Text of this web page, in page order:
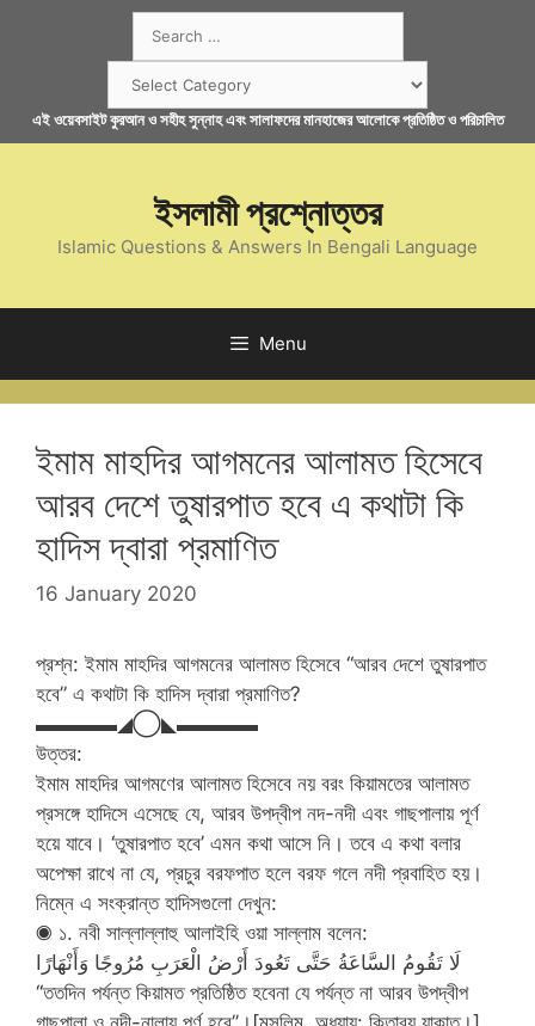
for:
এই ওয়েবসাইট কুরআন ও সহীহ সুন্নাহ এবং সালাফদের মানহাজের আলোকে প্রতিষ্ঠিত ও পরিচালিত
ইসলামী প্রশ্নোত্তর
Islamic Questions & Answers In Bengali Language
Menu
ইমাম মাহদির আগমনের আলামত হিসেবে
আরব দেশে তুষারপাত হবে এ কথাটা কি
হাদিস দ্বারা প্রমাণিত
16 January 2020
প্রশ্ন: ইমাম মাহদির আগমনের আলামত হিসেবে “আরব দেশে তুষারপাত
হবে” এ কথাটা কি হাদিস দ্বারা প্রমাণিত?
▬▬▬▬◢◯◣▬▬▬▬
উত্তর:
ইমাম মাহদির আগমণের আলামত হিসেবে নয় বরং কিয়ামতের আলামত
প্রসঙ্গে হাদিসে এসেছে যে, আরব উপদ্বীপ নদ-নদী এবং গাছপালায় পূর্ণ
হয়ে যাবে। ‘তুষারপাত হবে’ এমন কথা আসে নি। তবে এ কথা বলার
অপেক্ষা রাখে না যে, প্রচুর বরফপাত হলে বরফ গলে নদী প্রবাহিত হয়।
নিম্নে এ সংক্রান্ত হাদিসগুলো দেখুন:
◉ ১. নবী সাল্লাল্লাহু আলাইহি ওয়া সাল্লাম বলেন:
لَا تَقُومُ السَّاعَةُ حَتَّى تَعُودَ أَرْضُ الْعَرَبِ مُرُوجًا وَأَنْهَارًا
‘‘ততদিন পর্যন্ত কিয়ামত প্রতিষ্ঠিত হবেনা যে পর্যন্ত না আরব উপদ্বীপ